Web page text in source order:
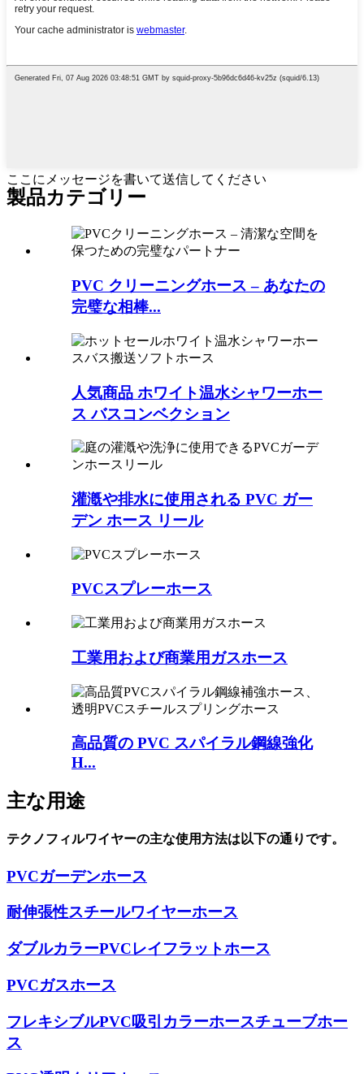
ここにメッセージを書いて送信してください
製品カテゴリー
PVC クリーニングホース – あなたの
完璧な相棒...
人気商品 ホワイト温水シャワーホー
ス バスコンベクション
灌漑や排水に使用される PVC ガー
デン ホース リール
PVCスプレーホース
工業用および商業用ガスホース
高品質の PVC スパイラル鋼線強化
H...
主な用途
テクノフィルワイヤーの主な使用方法は以下の通りです。
PVCガーデンホース
耐伸張性スチールワイヤーホース
ダブルカラーPVCレイフラットホース
PVCガスホース
フレキシブルPVC吸引カラーホースチューブホー
ス